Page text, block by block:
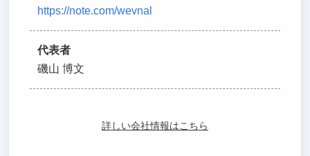
https://note.com/wevnal
代表者
磯山 博文
詳しい会社情報はこちら